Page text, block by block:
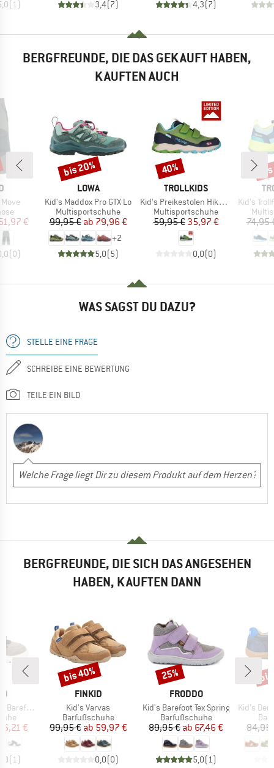
( 1) 3,4(7) 4,3(7)
BERGFREUNDE, DIE DAS GEKAUFT HABEN,
KAUFTEN AUCH
Preis
€
(0)
MARKE
LOWA
Artikel
Kid's Maddox Pro GTX Lo
Produktgruppe
Multisportschuhe
Preis
99,95 € reduzierter Preis
ab 79,96 €
+2
5,0(5)
Rabatt
bis 20%
MARKE
TROLLKIDS
Artikel
Kid's Preikestolen Hiker Exclusive
Produktgruppe
Multisportschuhe
Preis
59,95 €reduzierter Preis
35,97 €
0,0(0)
Rabatt
40%
Artikel
Kid's
74,95
WAS SAGST DU DAZU?
STELLE EINE FRAGE
SCHREIBE EINE BEWERTUNG
TEILE EIN BILD
BERGFREUNDE, DIE SICH DAS ANGESEHEN
HABEN, KAUFTEN DANN
Preis
€
(1)
MARKE
FINKID
Artikel
Kid's Varvas
Produktgruppe
Barfußschuhe
Preis
99,95 € reduzierter Preis
ab 59,97 €
0,0(0)
Rabatt
bis 40%
MARKE
FRODDO
Artikel
Kid's Barefoot Tex Spring
Produktgruppe
Barfußschuhe
Preis
89,95 € reduzierter Preis
ab 67,46 €
5,0(1)
Rabatt
25%
Artikel
Kid's
84,95